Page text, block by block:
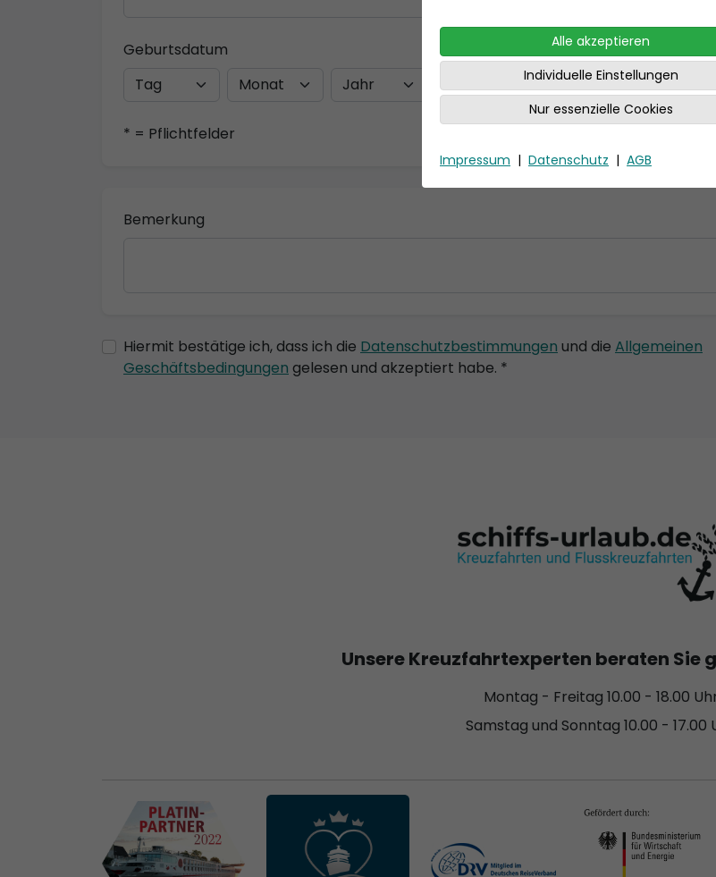
Geburtsdatum
* = Pflichtfelder
Bemerkung
Hiermit bestätige ich, dass ich die Datenschutzbestimmungen und die Allgemeinen
Geschäftsbedingungen gelesen und akzeptiert habe. *
Alle akzeptieren
Individuelle Einstellungen
Nur essenzielle Cookies
Impressum | Datenschutz | AGB
Unsere Kreuzfahrtexperten beraten Sie
Montag - Freitag 10.00 - 18.00
Samstag und Sonntag 10.00 - 17.00